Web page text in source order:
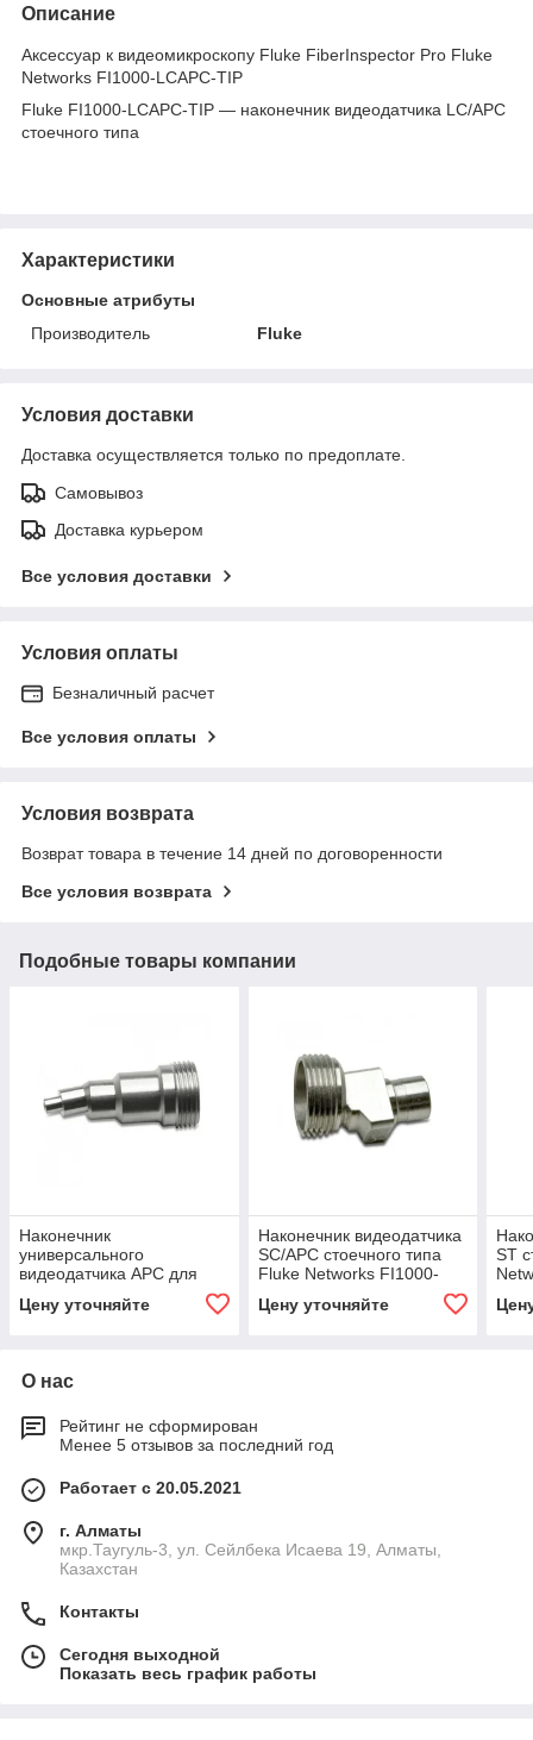
Описание
Аксессуар к видеомикроскопу Fluke FiberInspector Pro Fluke
Networks FI1000-LCAPC-TIP
Fluke FI1000-LCAPC-TIP — наконечник видеодатчика LC/APC
стоечного типа
Характеристики
Основные атрибуты
Производитель
Fluke
Условия доставки
Доставка осуществляется только по предоплате.
Самовывоз
Доставка курьером
Все условия доставки
Условия оплаты
Безналичный расчет
Все условия оплаты
Условия возврата
Возврат товара в течение 14 дней по договоренности
Все условия возврата
Подобные товары компании
Наконечник
универсального
видеодатчика APC для
коммутационных шнуров
1,25 мм Fluke Networks
Цену уточняйте
Наконечник видеодатчика
SC/APC стоечного типа
Fluke Networks FI1000-
Цену уточняйте
ST
О нас
Рейтинг не сформирован
Менее 5 отзывов за последний год
Работает с 20.05.2021
г. Алматы
мкр.Таугуль-3, ул. Сейлбека Исаева 19, Алматы,
Казахстан
Контакты
Сегодня выходной
Показать весь график работы